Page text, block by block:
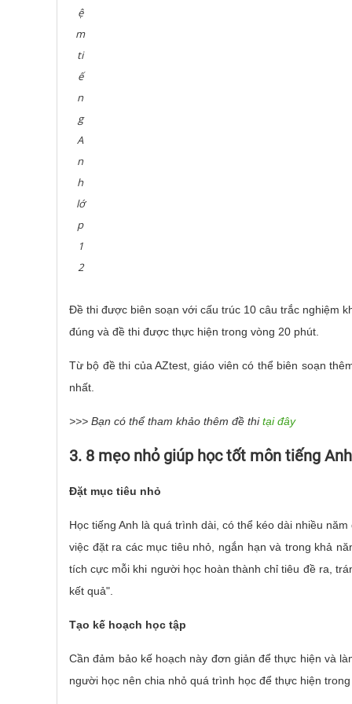
ệ
m
ti
ế
n
g
A
n
h
lớ
p
1
2
Đề thi được biên soạn với cấu trúc 10 câu trắc nghiệm
đúng và đề thi được thực hiện trong vòng 20 phút.
Từ bộ đề thi của AZtest, giáo viên có thể biên soạn
nhất.
>>> Bạn có thể tham khảo thêm đề thitại đây
3. 8 mẹo nhỏ giúp học tốt môn tiếng
Đặt mục tiêu nhỏ
Học tiếng Anh là quá trình dài, có thể kéo dài nhiều
việc đặt ra các mục tiêu nhỏ, ngắn hạn và trong khả
tích cực mỗi khi người học hoàn thành chỉ tiêu đề ra,
kết quả".
Tạo kế hoạch học tập
Cần đảm bảo kế hoạch này đơn giản để thực hiện và
người học nên chia nhỏ quá trình học để thực hiện